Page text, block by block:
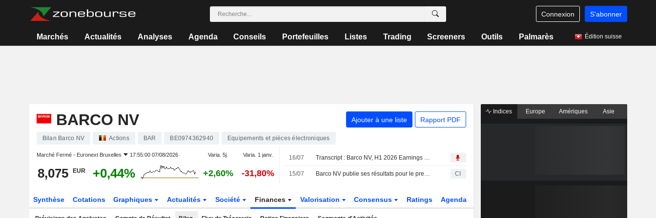
Connexion S'abonner
Marchés Actualités Analyses Agenda Conseils Portefeuilles Listes Trading Screeners Outils Palmarès Édition suisse
BARCO NV Ajouter à une liste Rapport PDF
Bilan Barco NV Actions BAR BE0974362940 Equipements et pièces électroniques
Marché Fermé - Euronext Bruxelles 17:55:00 07/08/2026 Varia. 5j. Varia. 1 janv.
8,075 EUR +0,44% +2,60% -31,80%
16/07 Transcript : Barco NV, H1 2026 Earnings Call, Jul 15, 2026
15/07 Barco NV publie ses résultats pour le premier semestre clos le 30 juin 2026 CI
Synthèse Cotations Graphiques Actualités Société Finances Valorisation Consensus Ratings Agenda
Indices Europe Amériques Asie